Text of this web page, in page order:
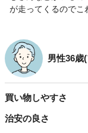
が走ってくるのでこ
男性36歳
買い物しやすさ
治安の良さ